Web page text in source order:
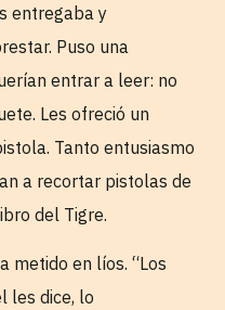
entregaba y
Puso una
entrar a leer: no
Les ofreció un
Tanto entusiasmo
a recortar pistolas de
del Tigre.
metido en líos. “Los
les dice, lo